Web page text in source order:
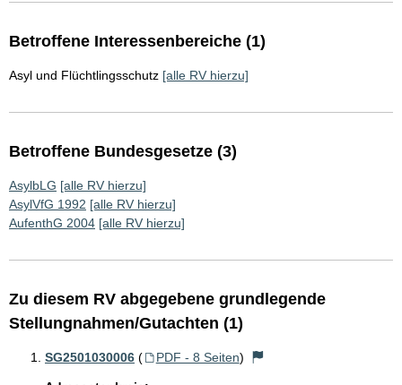
Betroffene Interessenbereiche (1)
Asyl und Flüchtlingsschutz [alle RV hierzu]
Betroffene Bundesgesetze (3)
AsylbLG [alle RV hierzu]
AsylVfG 1992 [alle RV hierzu]
AufenthG 2004 [alle RV hierzu]
Zu diesem RV abgegebene grundlegende
Stellungnahmen/Gutachten (1)
SG2501030006 ( PDF - 8 Seiten)